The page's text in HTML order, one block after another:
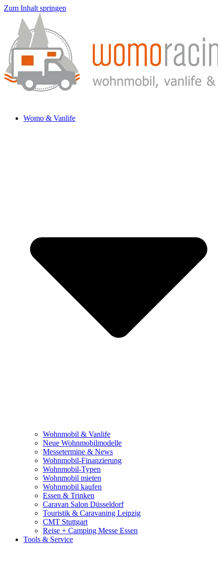
Zum Inhalt springen
Womo & Vanlife
Wohnmobil & Vanlife
Neue Wohnmobilmodelle
Messetermine & News
Wohnmobil-Finanzierung
Wohnmobil-Typen
Wohnmobil mieten
Wohnmobil kaufen
Essen & Trinken
Caravan Salon Düsseldorf
Touristik & Caravaning Leipzig
CMT Stuttgart
Reise + Camping Messe Essen
Tools & Service